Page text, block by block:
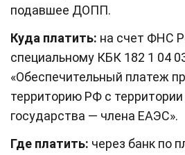
подавшее ДОПП.
Куда платить: на счет ФНС
специальному КБК 182 1 04
«Обеспечительный платеж
территорию РФ с территории
государства — члена ЕАЭС».
Где платить: через банк по